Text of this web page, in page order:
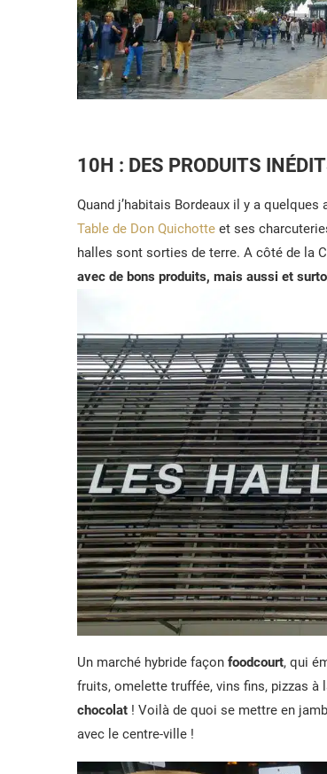
10H : DES PRODUITS
Quand j’habitais Bordeaux il y a
Table de Don Quichotte et ses
halles sont sorties de terre. A côté de la
avec de bons produits, mais aussi et
Un marché hybride façon foodcourt, qui
fruits, omelette truffée, vins fins, pizzas à
chocolat ! Voilà de quoi se mettre en
avec le centre-ville !